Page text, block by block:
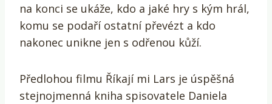
na konci se ukáže, kdo a jaké hry s kým hrál,
komu se podaří ostatní převézt a kdo
nakonec unikne jen s odřenou kůží.
Předlohou filmu Říkají mi Lars je úspěšná
stejnojmenná kniha spisovatele Daniela